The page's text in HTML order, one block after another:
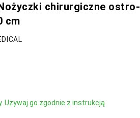
chirurgiczne ostro-
cm
Używaj go zgodnie z instrukcją